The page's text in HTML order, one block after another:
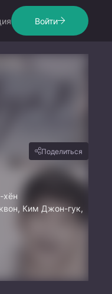
Войти
Поделиться
Ким Джон-гук,